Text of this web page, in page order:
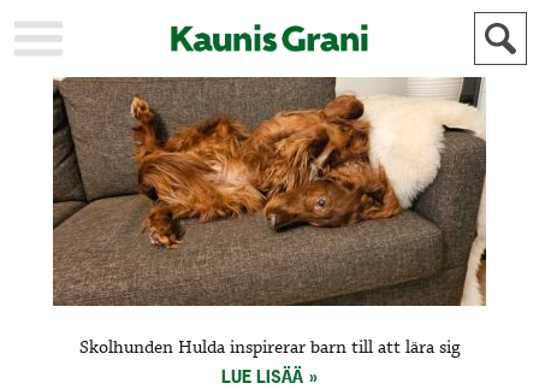
KAUPUNKI
STADEN
AJANKOHTAISTA
AKTUELLT
URHEILU
IDROTT
KULTTUURI
KULTUR
HISTORIA
HISTORIA
YLEINEN
ALLMÄN
MAINOSTAJILLE
FÖR
ANNONSÖRER
Skolhunden Hulda inspirerar barn till att lära sig
LUE LISÄÄ